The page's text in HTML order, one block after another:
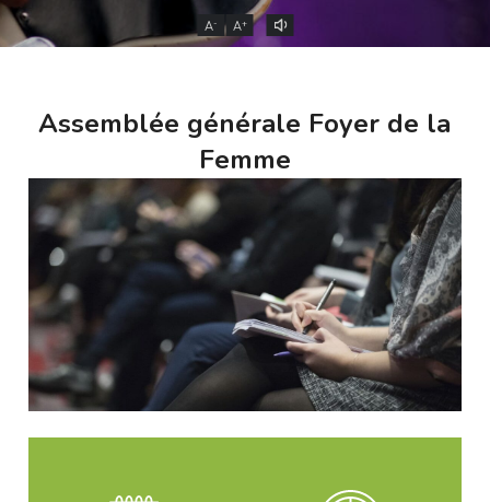
A- A+
Assemblée générale Foyer de la
Femme